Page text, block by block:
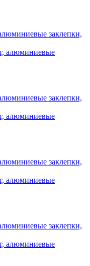
заклепки,
заклепки,
заклепки,
заклепки,